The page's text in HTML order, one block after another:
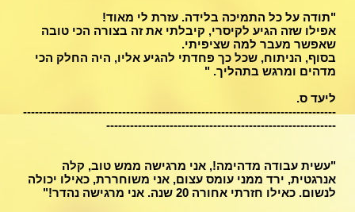
"תודה על כל התמיכה בלידה. עזרת לי מאוד!
אפילו שזה הגיע לקיסרי, קיבלתי את זה בצורה הכי טובה
שאפשר מעבר למה שציפיתי.
בסוף, הניתוח, שכל כך פחדתי להגיע אליו, היה החלק הכי
מדהים ומרגש בתהליך. "
ליעד ס.
-------------------------------------------------------------------------------
----------------------------------------------------------
"עשית עבודה מדהימה!, אני מרגישה ממש טוב, קלה
אנרגטית, ירד ממני עומס עצום, אני משוחררת, כאילו יכולה
לנשום. כאילו חזרתי אחורה 20 שנה. אני מרגישה נהדר!"